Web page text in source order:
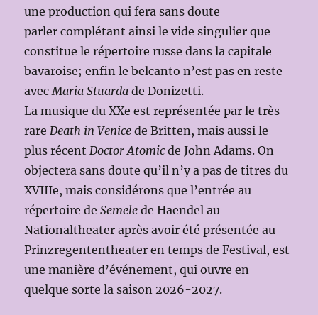
une production qui fera sans doute
parler complétant ainsi le vide singulier que
constitue le répertoire russe dans la capitale
bavaroise; enfin le belcanto n’est pas en reste
avecMaria Stuarda de Donizetti.
La musique du XXe est représentée par le très
rareDeath in Venice de Britten, mais aussi le
plus récentDoctor Atomic de John Adams. On
objectera sans doute qu’il n’y a pas de titres du
XVIIIe, mais considérons que l’entrée au
répertoire deSemele de Haendel au
Nationaltheater après avoir été présentée au
Prinzregententheater en temps de Festival, est
une manière d’événement, qui ouvre en
quelque sorte la saison 2026-2027.